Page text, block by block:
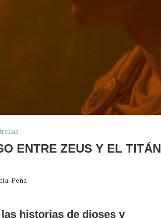
ENTRE ZEUS Y EL TITÁN
Peña
historias de dioses y